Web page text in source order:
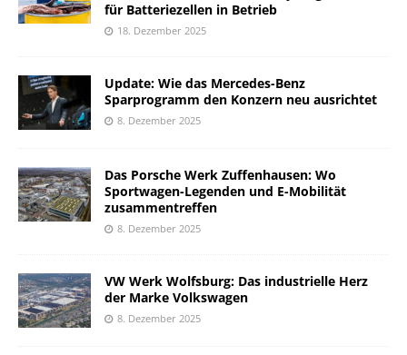
für Batteriezellen in Betrieb
18. Dezember 2025
Update: Wie das Mercedes-Benz
Sparprogramm den Konzern neu ausrichtet
8. Dezember 2025
Das Porsche Werk Zuffenhausen: Wo
Sportwagen-Legenden und E-Mobilität
zusammentreffen
8. Dezember 2025
VW Werk Wolfsburg: Das industrielle Herz
der Marke Volkswagen
8. Dezember 2025